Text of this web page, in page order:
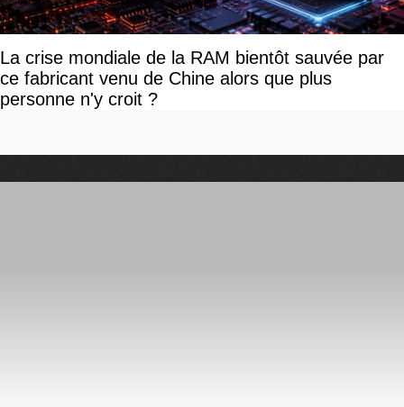
La crise mondiale de la RAM bientôt sauvée par
ce fabricant venu de Chine alors que plus
personne n'y croit ?